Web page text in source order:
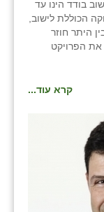
בודד הינו עד
(מכסת התעסוקה הכוללת לישוב,
היתר חוזר
את הפרויקט
קרא עוד...